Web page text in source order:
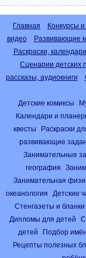
Главная Конкурсы
видео
Развивающие
Раскраски,
Сценарии детских
рассказы, аудиокниги
Детские комиксы
Календари и
квесты
Раскраски
развивающие
Занимательные
география
Занимательная
океанология
Детские
Стенгазеты и бланки
Дипломы для детей
детей
Подбор
Рецепты полезных